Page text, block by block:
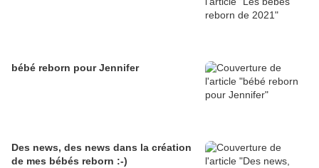
bébé reborn pour Jennifer
Des news, des news dans la création
de mes bébés reborn :-)